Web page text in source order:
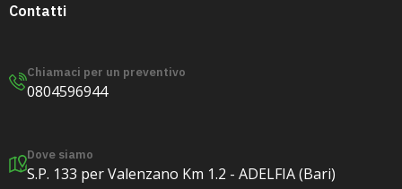
Contatti
Chiamaci per un preventivo
0804596944
Dove siamo
S.P. 133 per Valenzano Km 1.2 - ADELFIA (Bari)